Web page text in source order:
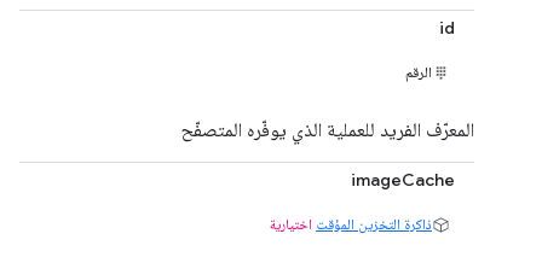
id
الرقم
المعرّف الفريد للعملية الذي يوفّره المتصفّح
imageCache
ذاكرة التخزين المؤقت اختيارية